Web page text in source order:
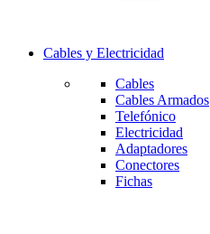
Cables y Electricidad
Cables
Cables Armados
Telefónico
Electricidad
Adaptadores
Conectores
Fichas